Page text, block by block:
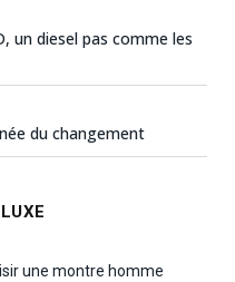
un diesel pas comme les
du changement
une montre homme